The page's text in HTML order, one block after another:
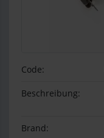
Code:
Beschreibung:
Brand: